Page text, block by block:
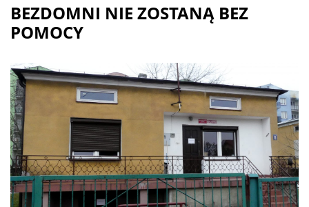
BEZDOMNI NIE ZOSTANĄ BEZ
POMOCY